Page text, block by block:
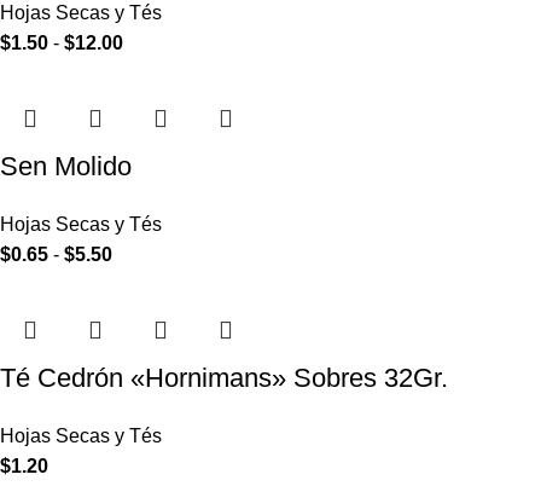
Hojas Secas y Tés
$1.50 - $12.00
Sen Molido
Hojas Secas y Tés
$0.65 - $5.50
Té Cedrón «Hornimans» Sobres 32Gr.
Hojas Secas y Tés
$1.20